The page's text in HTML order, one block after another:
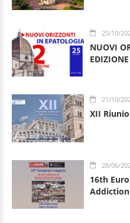
25/10/
NUOVI
EDIZIONE
21/10/
XII
28/06/
16th